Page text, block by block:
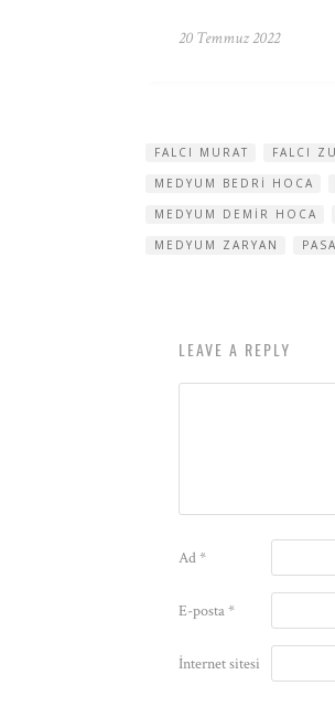
20 Temmuz 2022
FALCI MURAT FALCI
MEDYUM BEDRI HOCA
MEDYUM DEMIR HOCA
MEDYUM ZARYAN
LEAVE A REPLY
Ad*
E-posta*
İnternet sitesi